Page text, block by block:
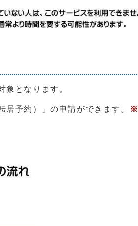
象となります。
予約）」の申請ができます。
※